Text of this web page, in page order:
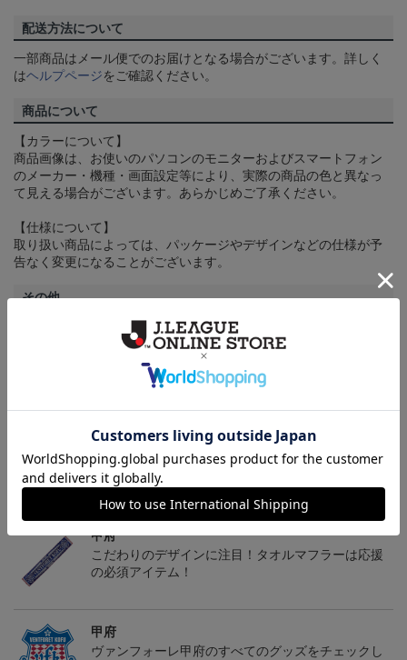
配送方法について
一部商品はメール便でのお届けとなる場合がございます。詳しく
はヘルプページをご確認ください。
商品について
【カラーについて】
商品画像は、お使いのパソコンのモニターおよびスマートフォン
のメーカー・機種・画面設定等により、実際の商品の色と異なっ
て見える場合がございます。あらかじめご了承ください。
【仕様について】
取り扱い商品によっては、パッケージやデザインなどの仕様が予
告なく変更になることがございます。
その他
ギフト対応について
トピックス
甲府
こだわりのデザインに注目！タオルマフラーは応援
の必須アイテム！
甲府
ヴァンフォーレ甲府のすべてのグッズをチェックし